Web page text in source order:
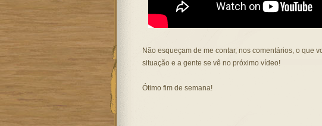
Não esqueçam de me contar, nos comentários, o que
situação e a gente se vê no próximo vídeo!
Ótimo fim de semana!